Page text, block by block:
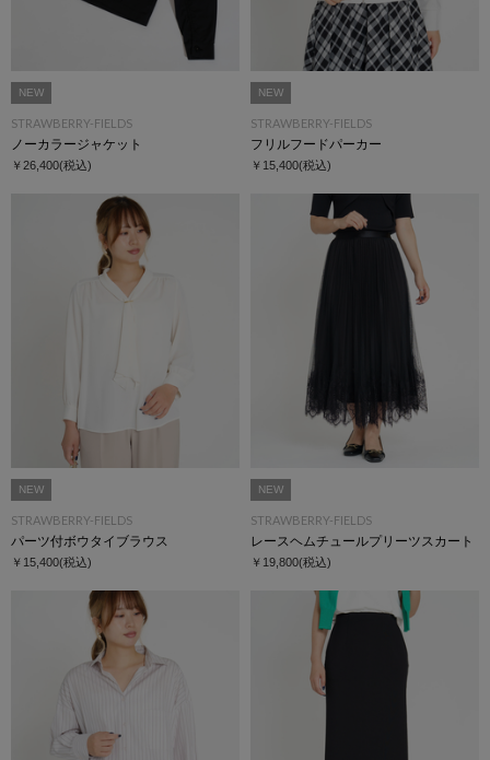
NEW
STRAWBERRY-FIELDS
ノーカラージャケット
￥26,400(税込)
NEW
STRAWBERRY-FIELDS
フリルフードパーカー
￥15,400(税込)
NEW
STRAWBERRY-FIELDS
パーツ付ボウタイブラウス
￥15,400(税込)
NEW
STRAWBERRY-FIELDS
レースヘムチュールプリーツスカート
￥19,800(税込)